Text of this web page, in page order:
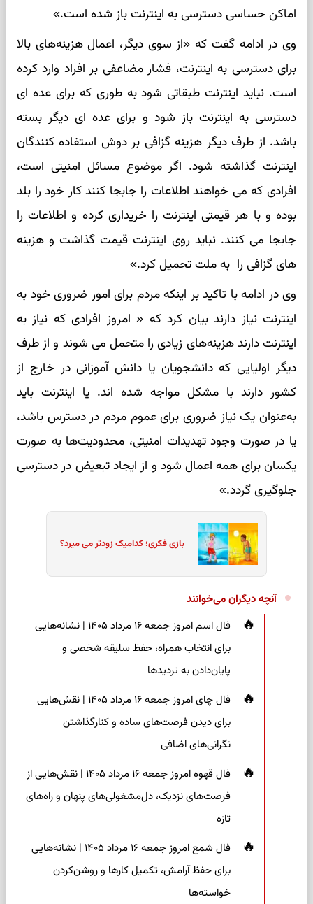
اماکن حساسی دسترسی به اینترنت باز شده است.»
وی در ادامه گفت که «از سوی دیگر، اعمال هزینه‌های بالا
برای دسترسی به اینترنت، فشار مضاعفی بر افراد وارد کرده
است. نباید اینترنت طبقاتی شود به طوری که برای عده ای
دسترسی به اینترنت باز شود و برای عده ای دیگر بسته
باشد. از طرف دیگر هزینه گزافی بر دوش استفاده کنندگان
اینترنت گذاشته شود. اگر موضوع مسائل امنیتی است،
افرادی که می خواهند اطلاعات را جابجا کنند کار خود را بلد
بوده و با هر قیمتی اینترنت را خریداری کرده و اطلاعات را
جابجا می کنند. نباید روی اینترنت قیمت گذاشت و هزینه
های گزافی را به ملت تحمیل کرد.»
وی در ادامه با تاکید بر اینکه مردم برای امور ضروری خود به
اینترنت نیاز دارند بیان کرد که « امروز افرادی که نیاز به
اینترنت دارند هزینه‌های زیادی را متحمل می شوند و از طرف
دیگر اولیایی که دانشجویان یا دانش آموزانی در خارج از
کشور دارند با مشکل مواجه شده اند. یا اینترنت باید
به‌عنوان یک نیاز ضروری برای عموم مردم در دسترس باشد،
یا در صورت وجود تهدیدات امنیتی، محدودیت‌ها به‌ صورت
یکسان برای همه اعمال شود و از ایجاد تبعیض در دسترسی
جلوگیری گردد.»
بازی فکری؛ کدامیک زودتر می میرد؟
آنچه دیگران می‌خوانند
فال اسم امروز جمعه ۱۶ مرداد ۱۴۰۵ | نشانه‌هایی
برای انتخاب همراه، حفظ سلیقه شخصی و
پایان‌دادن به تردیدها
فال چای امروز جمعه ۱۶ مرداد ۱۴۰۵ | نقش‌هایی
برای دیدن فرصت‌های ساده و کنارگذاشتن
نگرانی‌های اضافی
فال قهوه امروز جمعه ۱۶ مرداد ۱۴۰۵ | نقش‌هایی از
فرصت‌های نزدیک، دل‌مشغولی‌های پنهان و راه‌های
تازه
فال شمع امروز جمعه ۱۶ مرداد ۱۴۰۵ | نشانه‌هایی
برای حفظ آرامش، تکمیل کارها و روشن‌کردن
خواسته‌ها